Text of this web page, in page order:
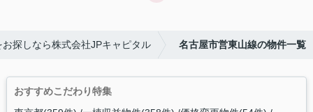
探しなら株式会社JPキャピタル 名古屋市営東山線の物件一覧
おすすめこだわり特集